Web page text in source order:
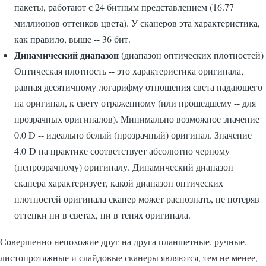
пакеты, работают с 24 битным представлением (16.77
миллионов оттенков цвета). У сканеров эта характеристика,
как правило, выше -- 36 бит.
Динамический диапазон(диапазон оптических плотностей)
Оптическая плотность -- это характеристика оригинала,
равная десятичному логарифму отношения света падающего
на оригинал, к свету отраженному (или прошедшему -- для
прозрачных оригиналов). Минимально возможное значение
0.0 D -- идеально белый (прозрачный) оригинал. Значение
4.0 D на практике соответствует абсолютно черному
(непрозрачному) оригиналу. Динамический диапазон
сканера характеризует, какой диапазон оптических
плотностей оригинала сканер может распознать, не потеряв
оттенки ни в светах, ни в тенях оригинала.
Совершенно непохожие друг на друга планшетные, ручные,
листопротяжные и слайдовые сканеры являются, тем не менее,